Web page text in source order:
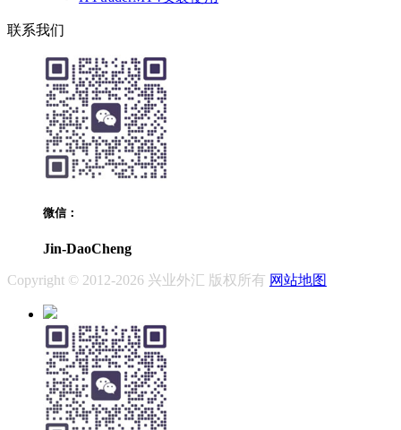
联系我们
微信：
Jin-DaoCheng
Copyright © 2012-2026 兴业外汇 版权所有 网站地图